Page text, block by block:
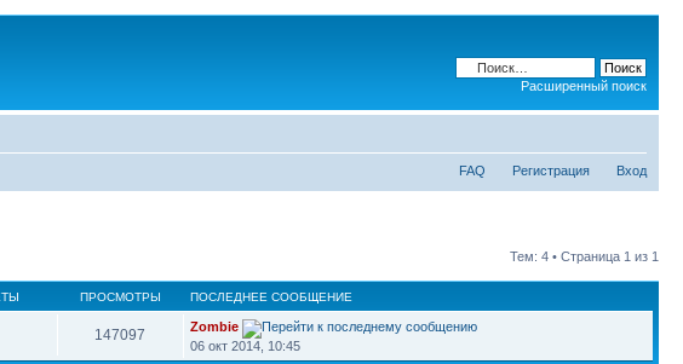
Расширенный поиск
FAQ Регистрация Вход
Тем: 4 • Страница 1 из 1
ПРОСМОТРЫ ПОСЛЕДНЕЕ СООБЩЕНИЕ
147097
Zombie
06 окт 2014, 10:45